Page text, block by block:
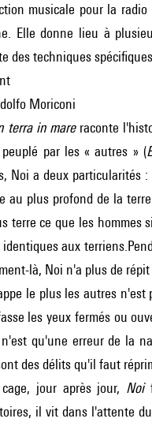
musicale pour la
Elle donne lieu à
des techniques
Moriconi
terra in mareraconte
par les « autres » (
Noi a deux particularités
au plus profond de la
terre ce que les hommes
identiques aux
là, Noi n'a plus de
le plus les autres
les yeux fermés ou
qu'une erreur de la
des délits qu'il faut
jour après jour, Noi
il vit dans l'attente